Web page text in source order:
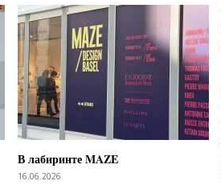
В лабиринте MAZE
16.06.2026